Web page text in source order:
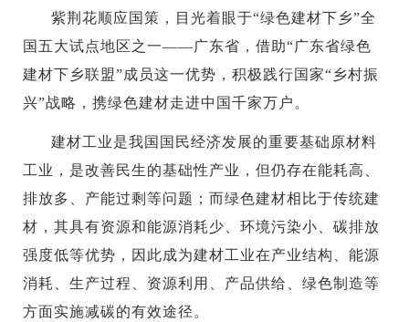
紫荆花顺应国策，目光着眼于“绿色建材下乡”全
国五大试点地区之一——广东省，借助“广东省绿色
建材下乡联盟”成员这一优势，积极践行国家“乡村振
兴”战略，携绿色建材走进中国千家万户。
建材工业是我国国民经济发展的重要基础原材料
工业，是改善民生的基础性产业，但仍存在能耗高、
排放多、产能过剩等问题；而绿色建材相比于传统建
材，其具有资源和能源消耗少、环境污染小、碳排放
强度低等优势，因此成为建材工业在产业结构、能源
消耗、生产过程、资源利用、产品供给、绿色制造等
方面实施减碳的有效途径。